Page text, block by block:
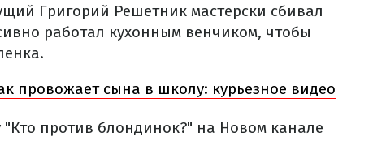
Григорий Решетник мастерски сбивал
работал кухонным венчиком, чтобы
провожает сына в школу: курьезное видео
против блондинок?" на Новом канале